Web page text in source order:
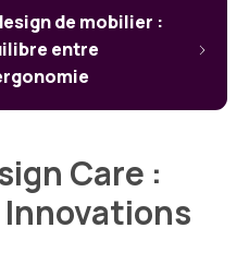
de mobilier :
entre
Care :